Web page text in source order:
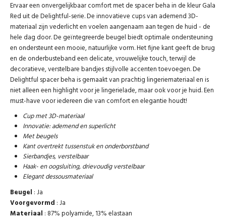
Ervaar een onvergelijkbaar comfort met de spacer beha in de kleur Gala
Red uit de Delightful-serie. De innovatieve cups van ademend 3D-
materiaal zijn vederlicht en voelen aangenaam aan tegen de huid - de
hele dag door. De geïntegreerde beugel biedt optimale ondersteuning
en ondersteunt een mooie, natuurlijke vorm. Het fijne kant geeft de brug
en de onderbusteband een delicate, vrouwelijke touch, terwijl de
decoratieve, verstelbare bandjes stijlvolle accenten toevoegen. De
Delightful spacer beha is gemaakt van prachtig lingeriemateriaal en is
niet alleen een highlight voor je lingerielade, maar ook voor je huid. Een
must-have voor iedereen die van comfort en elegantie houdt!
Cup met 3D-materiaal
Innovatie: ademend en superlicht
Met beugels
Kant overtrekt tussenstuk en onderborstband
Sierbandjes, verstelbaar
Haak- en oogsluiting, drievoudig verstelbaar
Elegant dessousmateriaal
Beugel : Ja
Voorgevormd : Ja
Materiaal : 87% polyamide, 13% elastaan